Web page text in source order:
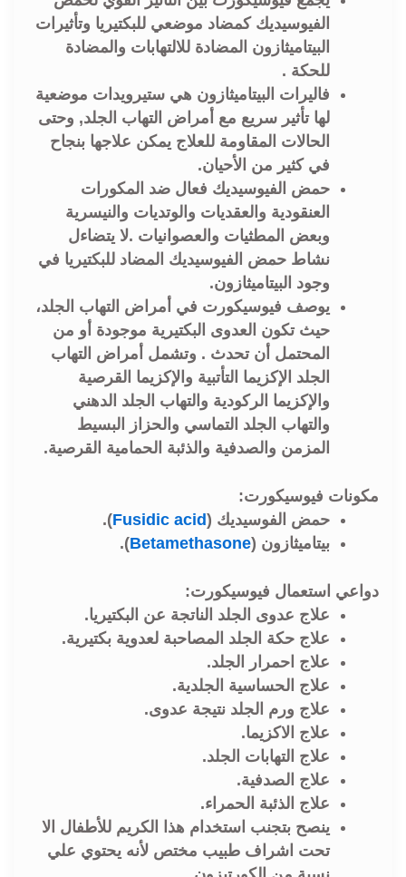
الفيوسيديك كمضاد موضعي للبكتيريا وتأثيرات
البيتاميثازون المضادة للالتهابات والمضادة
للحكة .
فاليرات البيتاميثازون هي ستيرويدات موضعية
لها تأثير سريع مع أمراض التهاب الجلد, وحتى
الحالات المقاومة للعلاج يمكن علاجها بنجاح
في كثير من الأحيان.
حمض الفيوسيديك فعال ضد المكورات
العنقودية والعقديات والوتديات والنيسرية
وبعض المطثيات والعصوانيات .لا يتضاءل
نشاط حمض الفيوسيديك المضاد للبكتيريا في
وجود البيتاميثازون.
يوصف فيوسيكورت في أمراض التهاب الجلد،
حيث تكون العدوى البكتيرية موجودة أو من
المحتمل أن تحدث . وتشمل أمراض التهاب
الجلد الإكزيما التأتبية والإكزيما القرصية
والإكزيما الركودية والتهاب الجلد الدهني
والتهاب الجلد التماسي والحزاز البسيط
المزمن والصدفية والذئبة الحمامية القرصية.
مكونات فيوسيكورت:
حمض الفوسيديك (Fusidic acid
).
بيتاميثازون (Betamethasone
).
دواعي استعمال فيوسيكورت:
علاج عدوى الجلد الناتجة عن البكتيريا.
علاج حكة الجلد المصاحبة لعدوية بكتيرية.
علاج احمرار الجلد.
علاج الحساسية الجلدية.
علاج ورم الجلد نتيجة عدوى.
علاج الاكزيما.
علاج التهابات الجلد.
علاج الصدفية.
علاج الذئبة الحمراء.
ينصح بتجنب استخدام هذا الكريم للأطفال الا
تحت اشراف طبيب مختص لأنه يحتوي علي